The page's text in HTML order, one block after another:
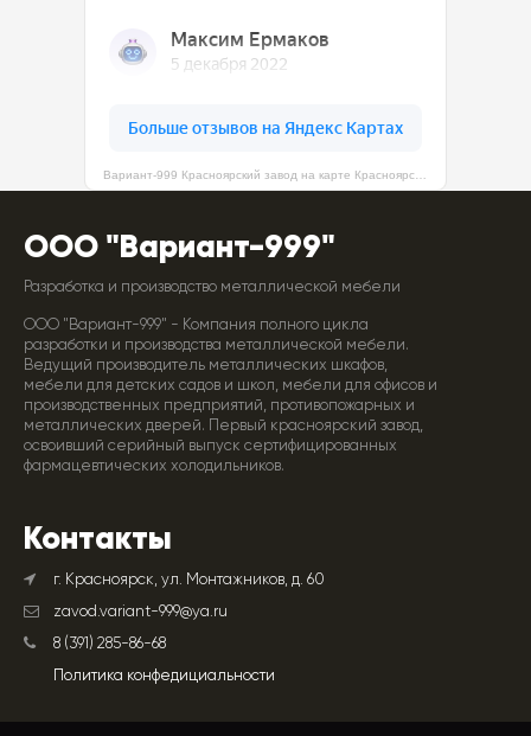
ООО "Вариант-999"
Разработка и производство металлической мебели
ООО "Вариант-999" - Компания полного цикла
разработки и производства металлической мебели.
Ведущий производитель металлических шкафов,
мебели для детских садов и школ, мебели для офисов и
производственных предприятий, противопожарных и
металлических дверей. Первый красноярский завод,
освоивший серийный выпуск сертифицированных
фармацевтических холодильников.
Контакты
г. Красноярск, ул. Монтажников, д. 60
zavod.variant-999@ya.ru
8 (391) 285-86-68
Политика конфедициальности